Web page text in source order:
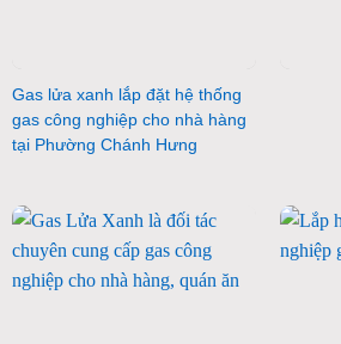
Gas lửa xanh lắp đặt hệ thống
gas công nghiệp cho nhà hàng
tại Phường Chánh Hưng